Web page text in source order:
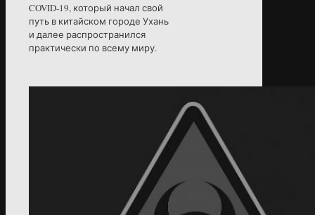
COVID-19, который начал свой
путь в китайском городе Ухань
и далее распространился
практически по всему миру.